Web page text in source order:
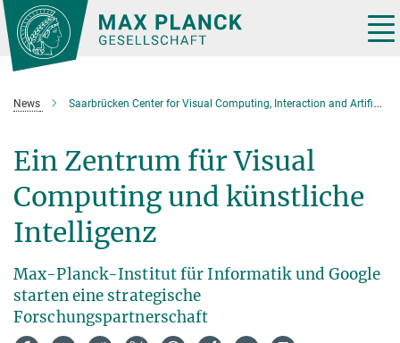
Hauptinhalt
News Saarbrücken Center for Visual Computing, Interaction and Artificial Intelligence (VIA)
Ein Zentrum fürVisual
Computing und künstliche
Intelligenz
Max-Planck-Institut für Informatik und Google
starten eine strategische
Forschungspartnerschaft